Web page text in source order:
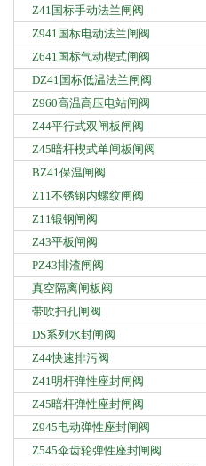
Z41国标手动法兰闸阀
Z941国标电动法兰闸阀
Z641国标气动楔式闸阀
DZ41国标低温法兰闸阀
Z960高温高压电站闸阀
Z44平行式双闸板闸阀
Z45暗杆楔式单闸板闸阀
BZ41保温闸阀
Z11不锈钢内螺纹闸阀
Z11锻钢闸阀
Z43平板闸阀
PZ43排渣闸阀
真空隔离闸板阀
带吹扫孔闸阀
DS系列水封闸阀
Z44快速排污阀
Z41明杆弹性座封闸阀
Z45暗杆弹性座封闸阀
Z945电动弹性座封闸阀
Z545伞齿轮弹性座封闸阀